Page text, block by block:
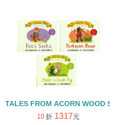
TALES FROM ACORN WOOD
10 折 1317元